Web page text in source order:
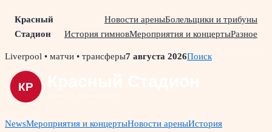
Красный
Стадион
Новости ареныБолельщики и трибуны
История гимновМероприятия и концертыРазное
Skip
content
Liverpool • матчи • трансферы7 августа 2026Поиск
NewsМероприятия и концертыНовости ареныИстория